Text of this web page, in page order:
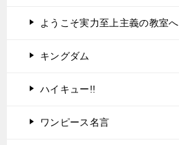
ようこそ実力至上主義の教室へ
キングダム
ハイキュー!!
ワンピース名言